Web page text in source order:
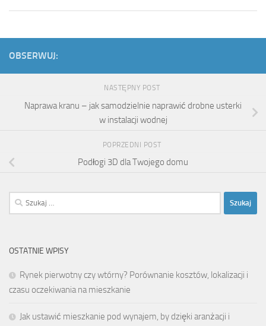
OBSERWUJ:
NASTĘPNY POST
Naprawa kranu – jak samodzielnie naprawić drobne usterki
w instalacji wodnej
POPRZEDNI POST
Podłogi 3D dla Twojego domu
Szukaj:
OSTATNIE WPISY
Rynek pierwotny czy wtórny? Porównanie kosztów, lokalizacji i
czasu oczekiwania na mieszkanie
Jak ustawić mieszkanie pod wynajem, by dzięki aranżacji i